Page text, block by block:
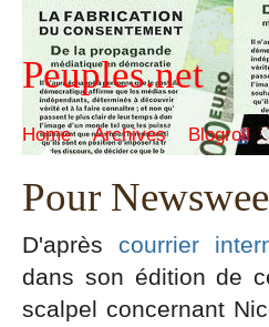
Peuples.net
Home Archives Blogroll
Pour
D'après courrier
dans son édition de
scalpel concernant